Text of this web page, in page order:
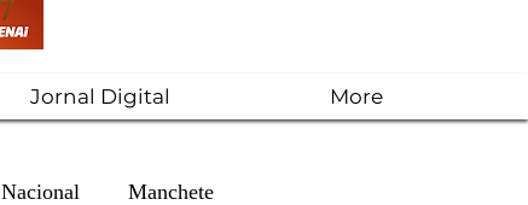
Jornal Digital More
Nacional Manchete